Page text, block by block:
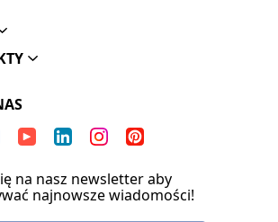
na nasz newsletter aby
najnowsze wiadomości!